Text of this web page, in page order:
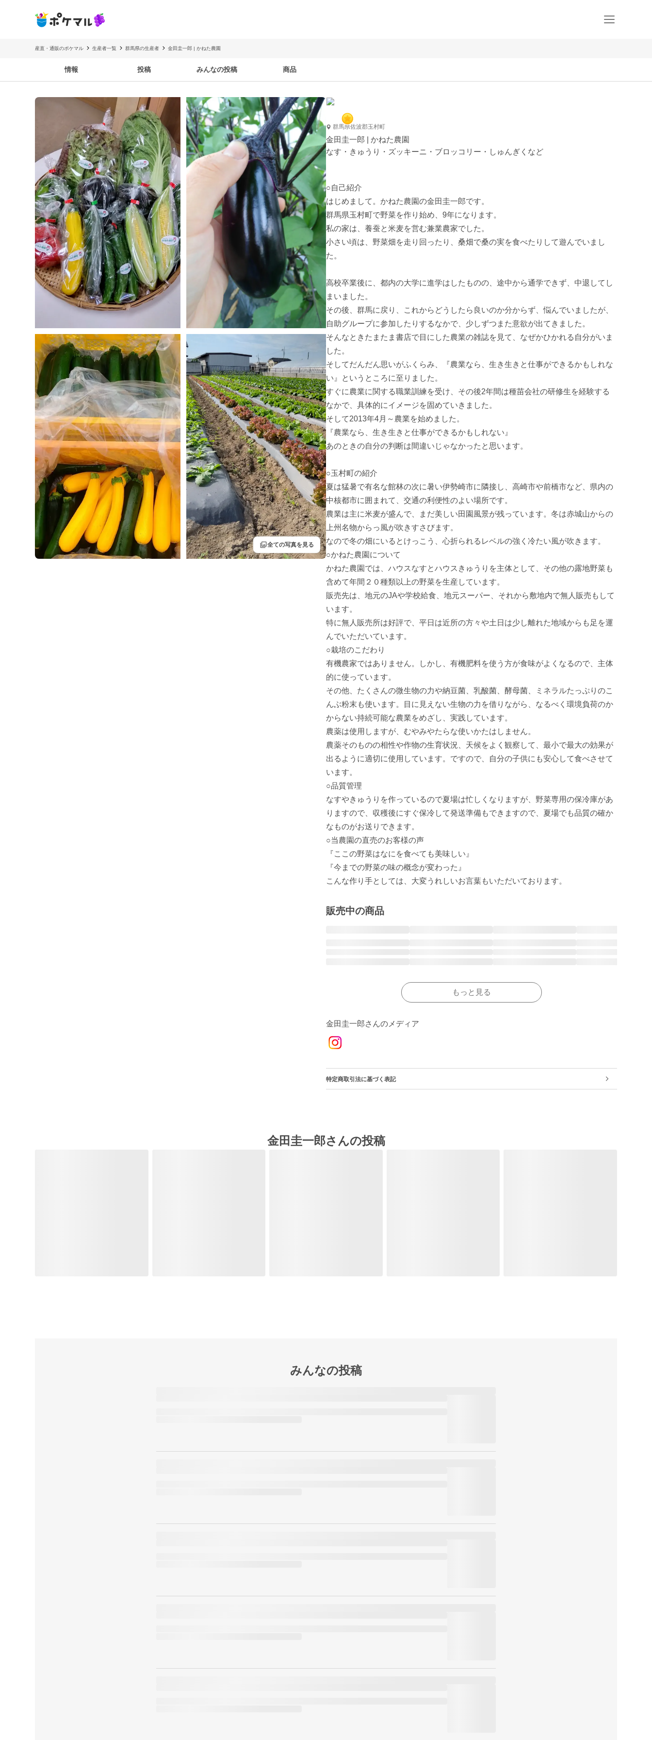
産直・通販のポケマル 生産者一覧 群馬県の生産者 金田圭一郎 | かねた農園
情報 投稿 みんなの投稿 商品
filter全ての写真を見る
群馬県佐波郡玉村町
金田圭一郎 | かねた農園
なす・きゅうり・ズッキーニ・ブロッコリー・しゅんぎくなど
○自己紹介
はじめまして。かねた農園の金田圭一郎です。
群馬県玉村町で野菜を作り始め、9年になります。
私の家は、養蚕と米麦を営む兼業農家でした。
小さい頃は、野菜畑を走り回ったり、桑畑で桑の実を食べたりして遊んでいまし
た。
高校卒業後に、都内の大学に進学はしたものの、途中から通学できず、中退してし
まいました。
その後、群馬に戻り、これからどうしたら良いのか分からず、悩んでいましたが、
自助グループに参加したりするなかで、少しずつまた意欲が出てきました。
そんなときたまたま書店で目にした農業の雑誌を見て、なぜかひかれる自分がいま
した。
そしてだんだん思いがふくらみ、『農業なら、生き生きと仕事ができるかもしれな
い』というところに至りました。
すぐに農業に関する職業訓練を受け、その後2年間は種苗会社の研修生を経験する
なかで、具体的にイメージを固めていきました。
そして2013年4月～農業を始めました。
『農業なら、生き生きと仕事ができるかもしれない』
あのときの自分の判断は間違いじゃなかったと思います。
○玉村町の紹介
夏は猛暑で有名な館林の次に暑い伊勢崎市に隣接し、高崎市や前橋市など、県内の
中核都市に囲まれて、交通の利便性のよい場所です。
農業は主に米麦が盛んで、まだ美しい田園風景が残っています。冬は赤城山からの
上州名物からっ風が吹きすさびます。
なので冬の畑にいるとけっこう、心折られるレベルの強く冷たい風が吹きます。
○かねた農園について
かねた農園では、ハウスなすとハウスきゅうりを主体として、その他の露地野菜も
含めて年間２０種類以上の野菜を生産しています。
販売先は、地元のJAや学校給食、地元スーパー、それから敷地内で無人販売もして
います。
特に無人販売所は好評で、平日は近所の方々や土日は少し離れた地域からも足を運
んでいただいています。
○栽培のこだわり
有機農家ではありません。しかし、有機肥料を使う方が食味がよくなるので、主体
的に使っています。
その他、たくさんの微生物の力や納豆菌、乳酸菌、酵母菌、ミネラルたっぷりのこ
んぶ粉末も使います。目に見えない生物の力を借りながら、なるべく環境負荷のか
からない持続可能な農業をめざし、実践しています。
農薬は使用しますが、むやみやたらな使いかたはしません。
農薬そのものの相性や作物の生育状況、天候をよく観察して、最小で最大の効果が
出るように適切に使用しています。ですので、自分の子供にも安心して食べさせて
います。
○品質管理
なすやきゅうりを作っているので夏場は忙しくなりますが、野菜専用の保冷庫があ
りますので、収穫後にすぐ保冷して発送準備もできますので、夏場でも品質の確か
なものがお送りできます。
○当農園の直売のお客様の声
『ここの野菜はなにを食べても美味しい』
『今までの野菜の味の概念が変わった』
こんな作り手としては、大変うれしいお言葉もいただいております。
販売中の商品
もっと見る
金田圭一郎さんのメディア
特定商取引法に基づく表記
金田圭一郎さんの投稿
みんなの投稿